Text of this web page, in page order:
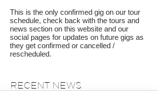
This is the only confirmed gig on our tour
schedule, check back with the tours and
news section on this website and our
social pages for updates on future gigs as
they get confirmed or cancelled /
rescheduled.
RECENT NEWS